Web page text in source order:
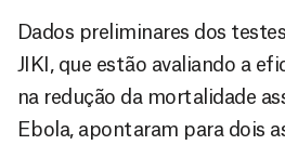
Dados preliminares dos
JIKI, que estão avaliando a
na redução da mortalidade
Ebola, apontaram para dois